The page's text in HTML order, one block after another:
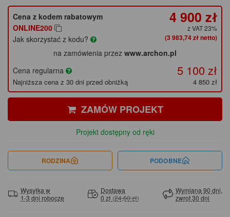
Cena z kodem rabatowym
ONLINE200
Jak skorzystać z kodu?
4 900 zł
z VAT 23%
(3 983,74 zł netto)
na zamówienia przez www.archon.pl
Cena regularna
5 100 zł
Najniższa cena z 30 dni przed obniżką 4 850 zł
ZAMÓW PROJEKT
Projekt dostępny od ręki
RODZINA PODOBNE
Wysyłka w
1-3 dni robocze
Dostawa
0 zł (24,60 zł)
Wymiana 90 dni,
zwrot 30 dni